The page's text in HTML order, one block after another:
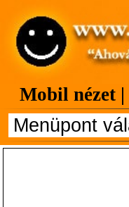
Mobil nézet |